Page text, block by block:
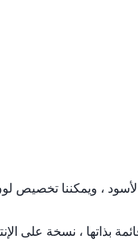
، ويمكننا تخصيص
بذاتها ، نسخة على